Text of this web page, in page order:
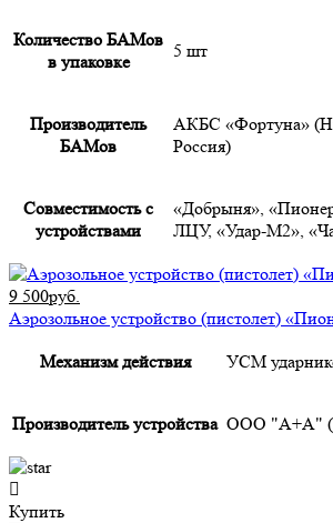
Количество БАМов
в упаковке
5 шт
Производитель
БАМов
АКБС «Фортуна»
Россия)
Совместимость с
устройствами
«Добрыня»,
ЛЦУ, «Удар-М2»,
9 500руб.
Аэрозольное устройство (пистолет)
Механизм действия УСМ
Производитель устройства ООО "А+А"
Купить